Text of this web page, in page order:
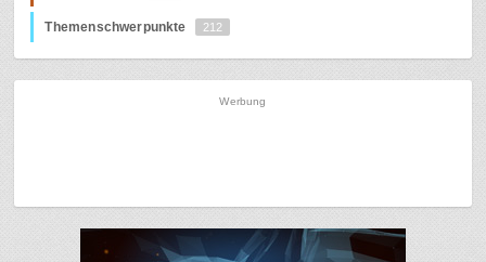
Themenschwerpunkte 212
Werbung